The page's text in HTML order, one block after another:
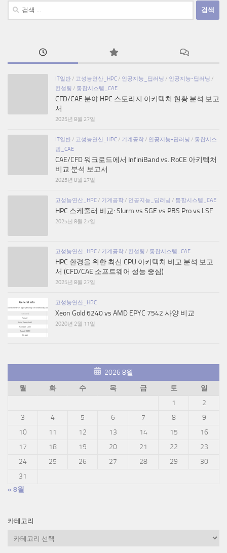
검
IT일반 / 고성능연산_HPC / 인공지능_딥러닝 / 인공지능-딥러닝 /
컨설팅 / 통합시스템_CAE
CFD/CAE 분야 HPC 스토리지 아키텍처 현황 분석 보고
서
2025년 8월 27일
IT일반 / 고성능연산_HPC / 기계공학 / 인공지능-딥러닝 / 통합시스
템_CAE
CAE/CFD 워크로드에서 InfiniBand vs. RoCE 아키텍처
비교 분석 보고서
2025년 8월 27일
고성능연산_HPC / 기계공학 / 인공지능_딥러닝 / 통합시스템_CAE
HPC 스케줄러 비교: Slurm vs SGE vs PBS Pro vs LSF
2025년 8월 27일
고성능연산_HPC / 기계공학 / 컨설팅 / 통합시스템_CAE
HPC 환경을 위한 최신 CPU 아키텍처 비교 분석 보고
서 (CFD/CAE 소프트웨어 성능 중심)
2025년 8월 27일
고성능연산_HPC
Xeon Gold 6240 vs AMD EPYC 7542 사양 비교
2020년 2월 11일
2026 8월
월
화 수 목 금 토
일
1
2
3
4 5 6 7 8
9
10
11 12 13 14 15
16
17
18 19 20 21 22
23
24
25 26 27 28 29
30
31
« 8월
카테고리